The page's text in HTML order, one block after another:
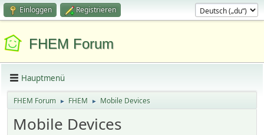
Einloggen Registrieren
FHEM Forum
Hauptmenü
FHEM Forum ► FHEM ► Mobile Devices
Mobile Devices